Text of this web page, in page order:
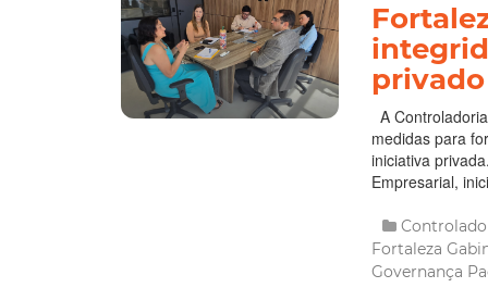
privado
A
medidas para
iniciativa
Empresarial,
Fortaleza
Governança